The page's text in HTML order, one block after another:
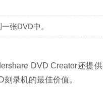
张DVD中。
录机的最佳价值。